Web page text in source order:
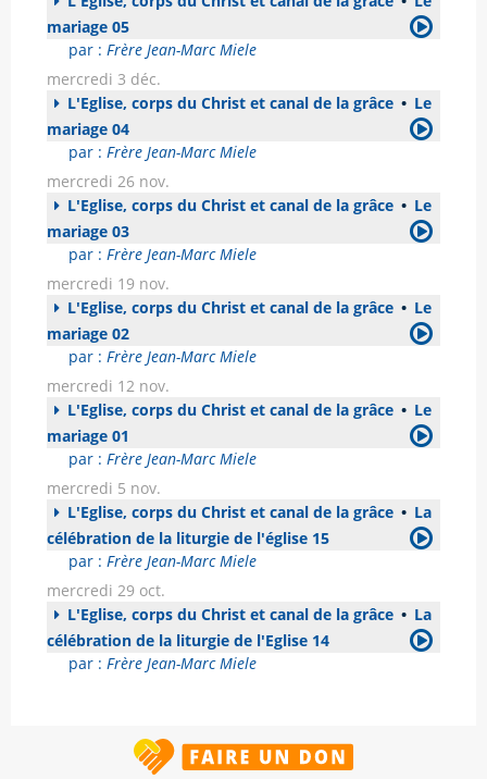
mariage 05
par : Frère Jean-Marc Miele
mercredi 3 déc.
L'Eglise, corps du Christ et canal de la grâce • Le
mariage 04
par : Frère Jean-Marc Miele
mercredi 26 nov.
L'Eglise, corps du Christ et canal de la grâce • Le
mariage 03
par : Frère Jean-Marc Miele
mercredi 19 nov.
L'Eglise, corps du Christ et canal de la grâce • Le
mariage 02
par : Frère Jean-Marc Miele
mercredi 12 nov.
L'Eglise, corps du Christ et canal de la grâce • Le
mariage 01
par : Frère Jean-Marc Miele
mercredi 5 nov.
L'Eglise, corps du Christ et canal de la grâce • La
célébration de la liturgie de l'église 15
par : Frère Jean-Marc Miele
mercredi 29 oct.
L'Eglise, corps du Christ et canal de la grâce • La
célébration de la liturgie de l'Eglise 14
par : Frère Jean-Marc Miele